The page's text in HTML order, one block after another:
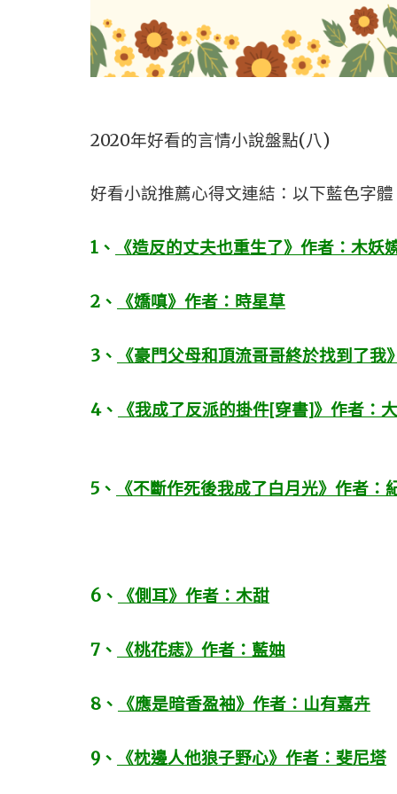
2020年好看的言情小說盤點(八)
好看小說推薦心得文連結：以下藍色字體
1 、 《造反的丈夫也重生了》作者：木妖
2 、 《嬌嗔》作者：時星草
3 、 《豪門父母和頂流哥哥終於找到了我
4、 《我成了反派的掛件[穿書]》作者：
5 、 《不斷作死後我成了白月光》作者：
6 、 《側耳》作者：木甜
7 、 《桃花痣》作者：藍妯
8 、 《應是暗香盈袖》作者：山有嘉卉
9 、 《枕邊人他狼子野心》作者：斐尼塔